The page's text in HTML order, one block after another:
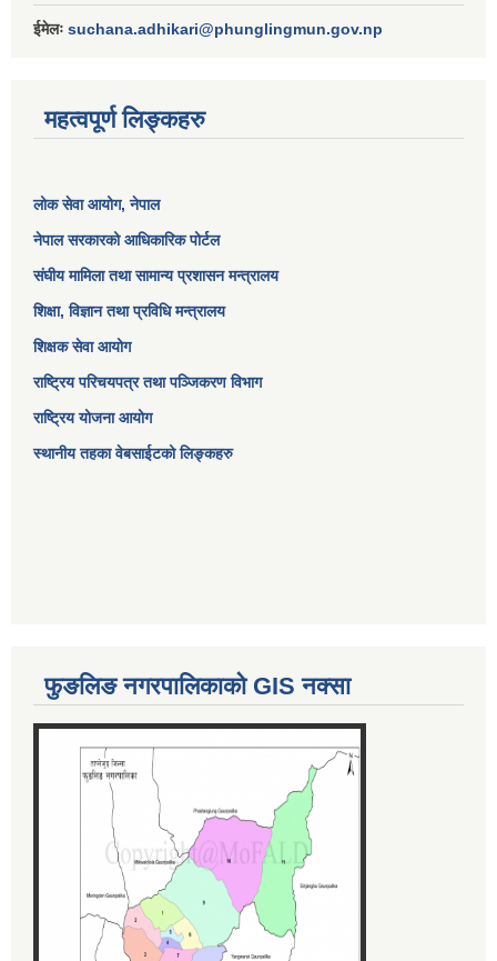
ईमेलः suchana.adhikari@phunglingmun.gov.np
महत्वपूर्ण लिङ्कहरु
लोक सेवा आयोग, नेपाल
नेपाल सरकारको आधिकारिक पोर्टल
संघीय मामिला तथा सामान्य प्रशासन मन्त्रालय
शिक्षा, विज्ञान तथा प्रविधि मन्त्रालय
शिक्षक सेवा आयोग
राष्ट्रिय परिचयपत्र तथा पञ्जिकरण विभाग
राष्ट्रिय योजना आयोग
स्थानीय तहका वेबसाईटको लिङ्कहरु
फुङलिङ नगरपालिकाको GIS नक्सा